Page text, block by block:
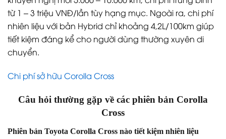
từ 1 – 3 triệu VNĐ/lần tùy hạng mục. Ngoài ra, chi phí
nhiên liệu với bản Hybrid chỉ khoảng 4,2L/100km giúp
tiết kiệm đáng kể cho người dùng thường xuyên di
chuyển.
Chi phí sở hữu Corolla Cross
Câu hỏi thường gặp về các phiên bản Corolla
Cross
Phiên bản Toyota Corolla Cross nào tiết kiệm nhiên liệu